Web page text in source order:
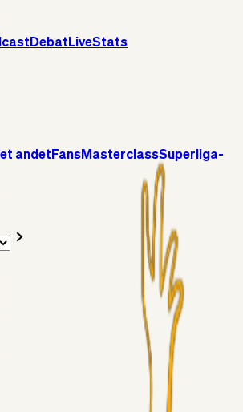
Debat LiveStats
andet FansMasterclassSuperliga-
siden
billet
2026